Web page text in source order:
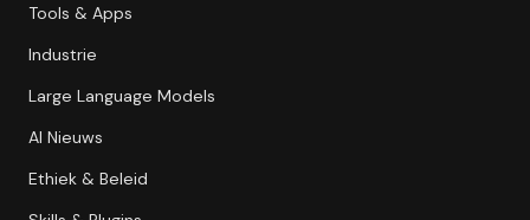
Tools & Apps
Industrie
Large Language Models
AI Nieuws
Ethiek & Beleid